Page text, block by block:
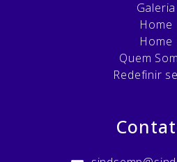
Galeria
Home
Home
Quem
Redefinir